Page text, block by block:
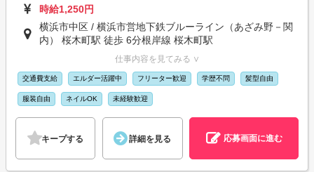
時給1,250円
横浜市中区 / 横浜市営地下鉄ブルーライン（あざみ野－関
内） 桜木町駅 徒歩 6分根岸線 桜木町駅
仕事内容を見てみる ∨
交通費支給 エルダー活躍中 フリーター歓迎 学歴不問 髪型自由
服装自由 ネイルOK 未経験歓迎
キープする 詳細を見る 応募画面に進む